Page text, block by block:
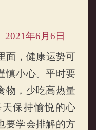
年6月6日
面，健康运势可
慎小心。平时要
物，少吃高热量
保持愉悦的心
要学会排解的方